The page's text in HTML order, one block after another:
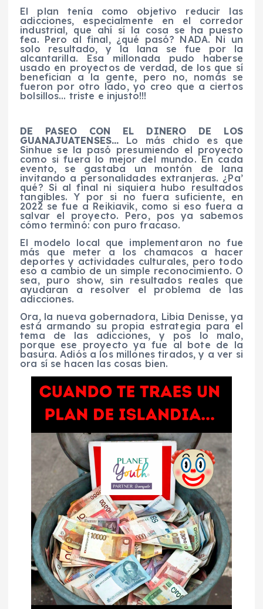
El plan tenía como objetivo reducir las
adicciones, especialmente en el corredor
industrial, que ahí sí la cosa se ha puesto
fea. Pero al final, ¿qué pasó? NADA. Ni un
solo resultado, y la lana se fue por la
alcantarilla. Esa millonada pudo haberse
usado en proyectos de verdad, de los que sí
benefician a la gente, pero no, nomás se
fueron por otro lado, yo creo que a ciertos
bolsillos… triste e injusto!!!
DE PASEO CON EL DINERO DE LOS
GUANAJUATENSES… Lo más chido es que
Sinhue se la pasó presumiendo el proyecto
como si fuera lo mejor del mundo. En cada
evento, se gastaba un montón de lana
invitando a personalidades extranjeras. ¿Pa’
qué? Si al final ni siquiera hubo resultados
tangibles. Y por si no fuera suficiente, en
2022 se fue a Reikiavik, como si eso fuera a
salvar el proyecto. Pero, pos ya sabemos
cómo terminó: con puro fracaso.
El modelo local que implementaron no fue
más que meter a los chamacos a hacer
deportes y actividades culturales, pero todo
eso a cambio de un simple reconocimiento. O
sea, puro show, sin resultados reales que
ayudaran a resolver el problema de las
adicciones.
Ora, la nueva gobernadora, Libia Denisse, ya
está armando su propia estrategia para el
tema de las adicciones, y pos lo malo,
porque ese proyecto ya fue al bote de la
basura. Adiós a los millones tirados, y a ver si
ora sí se hacen las cosas bien.